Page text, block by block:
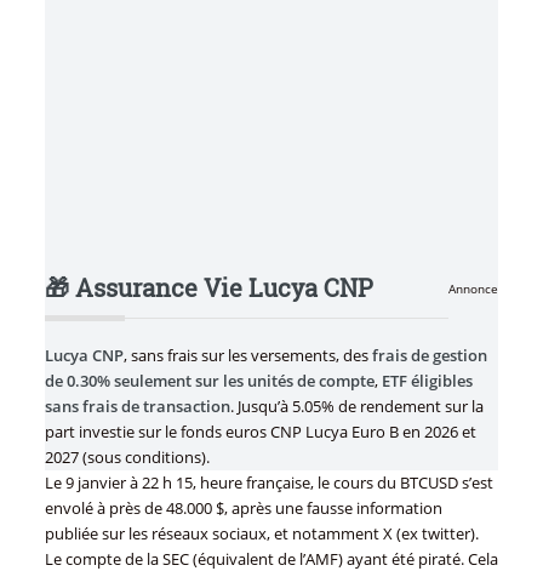
Annonce
🎁 Assurance Vie Lucya CNP
Lucya CNP, sans frais sur les versements, desfrais de gestion
de 0.30% seulement sur les unités de compte, ETF éligibles
sans frais de transaction. Jusqu’à 5.05% de rendement sur la
part investie sur le fonds euros CNP Lucya Euro B en 2026 et
2027 (sous conditions).
Le 9 janvier à 22 h 15, heure française, le cours du BTCUSD s’est
envolé à près de 48.000 $, après une fausse information
publiée sur les réseaux sociaux, et notamment X (ex twitter).
Le compte de la SEC (équivalent de l’AMF) ayant été piraté. Cela